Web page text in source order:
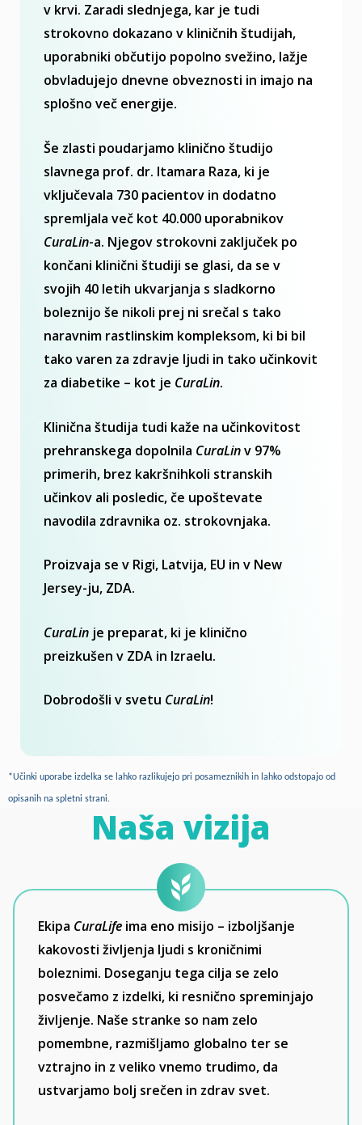
v krvi. Zaradi slednjega, kar je tudi
strokovno dokazano v kliničnih študijah,
uporabniki občutijo popolno svežino, lažje
obvladujejo dnevne obveznosti in imajo na
splošno več energije.
Še zlasti poudarjamo klinično študijo
slavnega prof. dr. Itamara Raza, ki je
vključevala 730 pacientov in dodatno
spremljala več kot 40.000 uporabnikov
CuraLin-a. Njegov strokovni zaključek po
končani klinični študiji se glasi, da se v
svojih 40 letih ukvarjanja s sladkorno
boleznijo še nikoli prej ni srečal s tako
naravnim rastlinskim kompleksom, ki bi bil
tako varen za zdravje ljudi in tako učinkovit
za diabetike – kot je CuraLin.
Klinična študija tudi kaže na učinkovitost
prehranskega dopolnila CuraLinv 97%
primerih, brez kakršnihkoli stranskih
učinkov ali posledic, če upoštevate
navodila zdravnika oz. strokovnjaka.
Proizvaja se v Rigi, Latvija, EU in v New
Jersey-ju, ZDA.
CuraLin je preparat, ki je klinično
preizkušen v ZDA in Izraelu.
Dobrodošli v svetu CuraLin!
*Učinki uporabe izdelka se lahko razlikujejo pri posameznikih in lahko odstopajo od
opisanih na spletni strani.
Naša vizija
Ekipa CuraLife ima eno misijo – izboljšanje
kakovosti življenja ljudi s kroničnimi
boleznimi. Doseganju tega cilja se zelo
posvečamo z izdelki, ki resnično spreminjajo
življenje. Naše stranke so nam zelo
pomembne, razmišljamo globalno ter se
vztrajno in z veliko vnemo trudimo, da
ustvarjamo bolj srečen in zdrav svet.